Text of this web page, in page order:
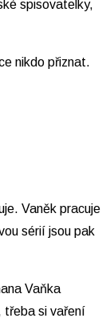
spisovatelky,
nikdo přiznat.
Vaněk pracuje
sérií jsou pak
Vaňka
třeba si vaření